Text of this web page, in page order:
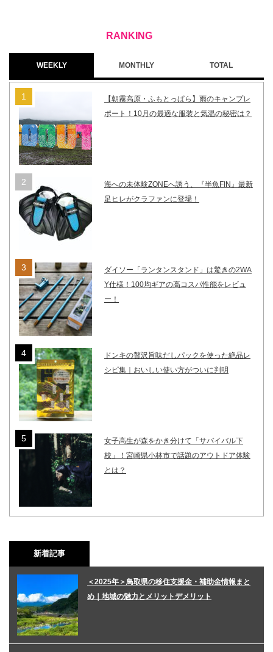
WEEKLY MONTHLY TOTAL
【朝霧高原・ふもとっぱら】雨のキャンプレ
ポート！10月の最適な服装と気温の秘密は？
海への未体験ZONEへ誘う、『半魚FIN』最新
足ヒレがクラファンに登場！
ダイソー「ランタンスタンド」は驚きの2WA
Y仕様！100均ギアの高コスパ性能をレビュ
ー！
ドンキの贅沢旨味だしパックを使った絶品レ
シピ集｜おいしい使い方がついに判明
女子高生が森をかき分けて「サバイバル下
校」！宮崎県小林市で話題のアウトドア体験
とは？
新着記事
＜2025年＞鳥取県の移住支援金・補助金情報まと
め｜地域の魅力とメリットデメリット